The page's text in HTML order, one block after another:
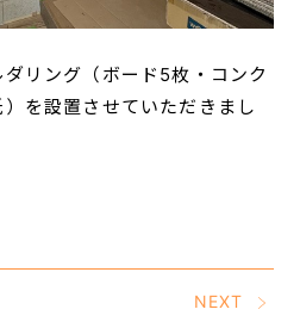
リング（ボード5枚・コンク
を設置させていただきまし
NEXT